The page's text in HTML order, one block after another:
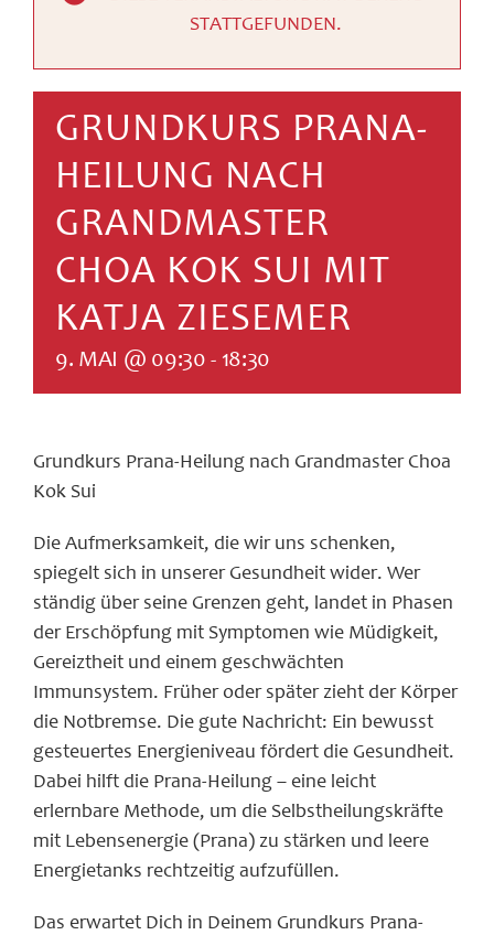
SUCHE
STATTGEFUNDEN.
GRUNDKURS PRANA-
HEILUNG NACH
GRANDMASTER
CHOA KOK SUI MIT
KATJA ZIESEMER
9. MAI @ 09:30 - 18:30
Grundkurs Prana-Heilung nach Grandmaster Choa
Kok Sui
Die Aufmerksamkeit, die wir uns schenken,
spiegelt sich in unserer Gesundheit wider. Wer
ständig über seine Grenzen geht, landet in Phasen
der Erschöpfung mit Symptomen wie Müdigkeit,
Gereiztheit und einem geschwächten
Immunsystem. Früher oder später zieht der Körper
die Notbremse. Die gute Nachricht: Ein bewusst
gesteuertes Energieniveau fördert die Gesundheit.
Dabei hilft die Prana-Heilung – eine leicht
erlernbare Methode, um die Selbstheilungskräfte
mit Lebensenergie (Prana) zu stärken und leere
Energietanks rechtzeitig aufzufüllen.
Das erwartet Dich in Deinem Grundkurs Prana-